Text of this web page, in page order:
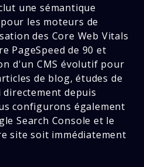
une sémantique
les moteurs de
des Core Web Vitals
PageSpeed de 90 et
d'un CMS évolutif pour
de blog, études de
depuis
configurons également
Search Console et le
site soit immédiatement